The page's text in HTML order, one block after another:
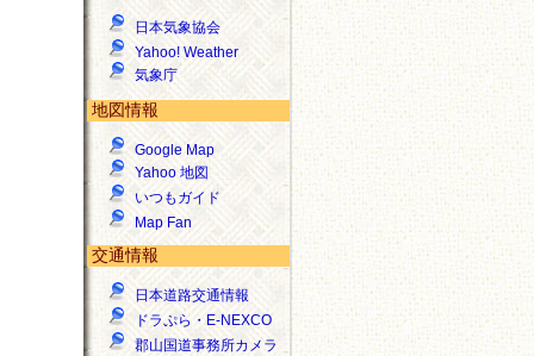
日本気象協会
Yahoo! Weather
気象庁
地図情報
Google Map
Yahoo 地図
いつもガイド
Map Fan
交通情報
日本道路交通情報
ドラぷら・E-NEXCO
郡山国道事務所カメラ